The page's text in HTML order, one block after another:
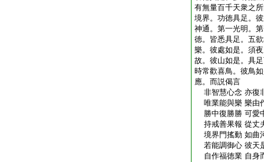
有無量百千天衆之
境界。功徳具足。
神通。第一光明。
徳。皆悉具足。五
樂。彼處如是。須
故。彼山如是。具
時常歡喜鳥。彼鳥
應。而説偈言
非智慧心念 亦復
唯業能與樂 樂由
勝中復勝勝 可愛
持戒善果報 從丈
境界門搖動 如曲
若能調御心 彼天
自作福徳業 自身